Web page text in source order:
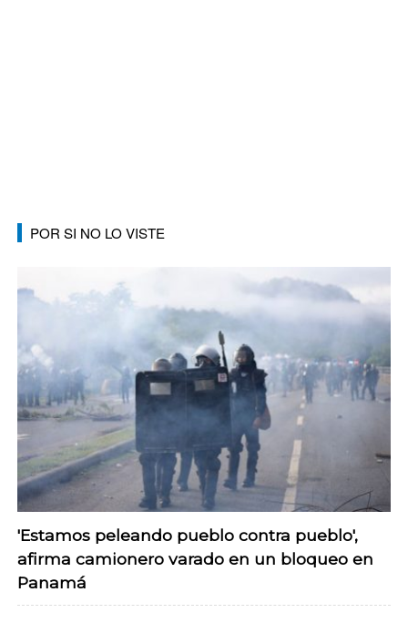
POR SI NO LO VISTE
'Estamos peleando pueblo contra pueblo',
afirma camionero varado en un bloqueo en
Panamá